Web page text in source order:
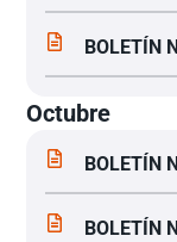
BOLETÍN
Octubre
BOLETÍN
BOLETÍN